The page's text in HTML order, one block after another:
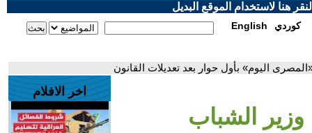
هنا لاستخدام الموقع البديل
English كوردي
اليوم» بأول حوار بعد تعديلات القانون
الشباب
اخر الافلام